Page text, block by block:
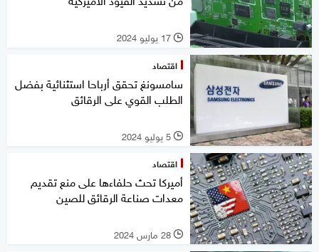
l 17 يوليو 2024
اقتصاد
سامسونغ تحقق أرباحا استثنائية بفضل
الطلب القوي على الرقائق
l 5 يوليو 2024
اقتصاد
أميركا تحث حلفاءها على منع تقديم
معدات صناعة الرقائق للصين
l 28 مارس 2024